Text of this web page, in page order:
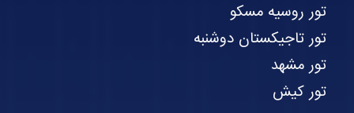
تور روسیه مسکو
تور تاجیکستان دوشنبه
تور مشهد
تور کیش